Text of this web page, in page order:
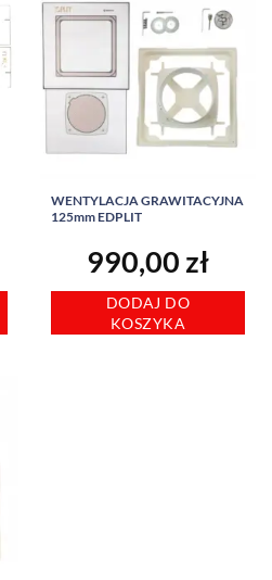
WENTYLACJA GRAWITACYJNA
125mm EDPLIT
990,00 zł
DODAJ DO
KOSZYKA